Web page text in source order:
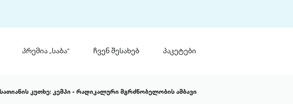
პრემია „საბა“
ლიტერატურული პრემია „საბა“
ჩვენ შესახებ პაკეტები
კუთხე: კემპი - რადიკალური მგრძნობელობის ამბავი